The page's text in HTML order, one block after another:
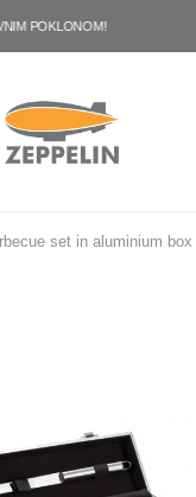
set in aluminium box